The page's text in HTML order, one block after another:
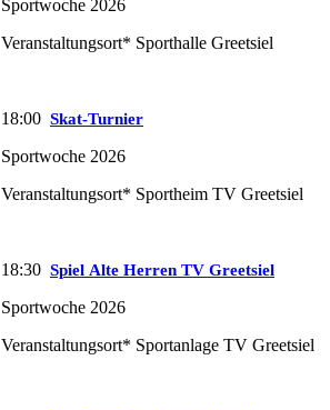
Sportwoche 2026
Veranstaltungsort* Sporthalle Greetsiel
18:00 Skat-Turnier
Sportwoche 2026
Veranstaltungsort* Sportheim TV Greetsiel
18:30 Spiel Alte Herren TV Greetsiel
Sportwoche 2026
Veranstaltungsort* Sportanlage TV Greetsiel